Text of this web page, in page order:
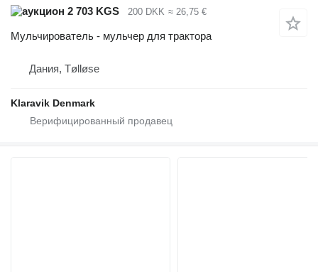
2 703 KGS
200 DKK ≈ 26,75 €
Мульчирователь - мульчер для трактора
Дания, Tølløse
Klaravik Denmark